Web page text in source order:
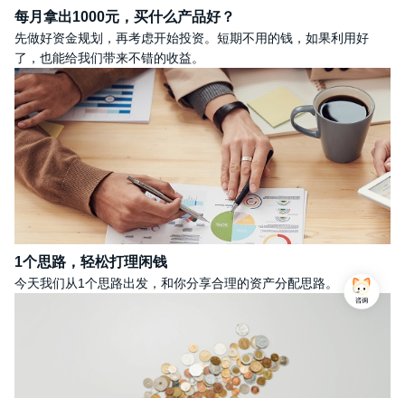
每月拿出1000元，买什么产品好？
先做好资金规划，再考虑开始投资。短期不用的钱，如果利用好
了，也能给我们带来不错的收益。
1个思路，轻松打理闲钱
今天我们从1个思路出发，和你分享合理的资产分配思路。